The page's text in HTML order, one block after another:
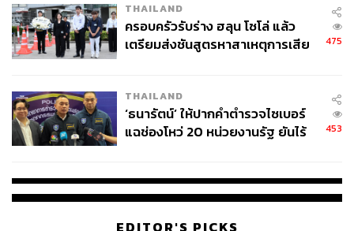
จ่ายหนี้-แอบระบุแบรนด์
THAILAND
ครอบครัวรับร่าง ฮลุน โซโล่ แล้ว
เตรียมส่งชันสูตรหาสาเหตุการเสีย
475
THAILAND
‘ธนารัตน์’ ให้ปากคำตำรวจไซเบอร์
แฉช่องโหว่ 20 หน่วยงานรัฐ ยันไร้
453